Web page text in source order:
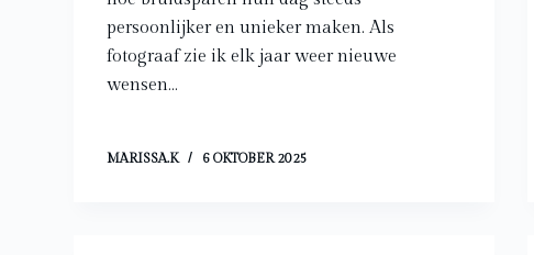
persoonlijker en unieker maken. Als
fotograaf zie ik elk jaar weer nieuwe
wensen…
MARISSA.K 6 OKTOBER 2025